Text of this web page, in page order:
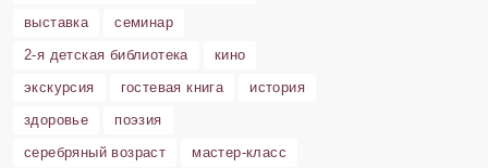
выставка
семинар
2-я детская библиотека
кино
экскурсия
гостевая книга
история
здоровье
поэзия
серебряный возраст
мастер-класс